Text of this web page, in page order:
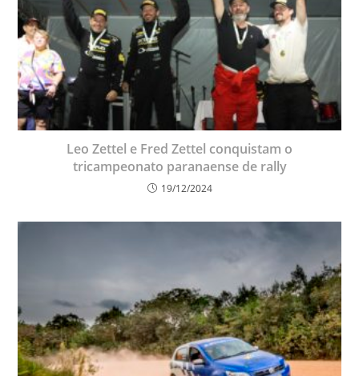
Leo Zettel e Fred Zettel conquistam o
tricampeonato paranaense de rally
19/12/2024